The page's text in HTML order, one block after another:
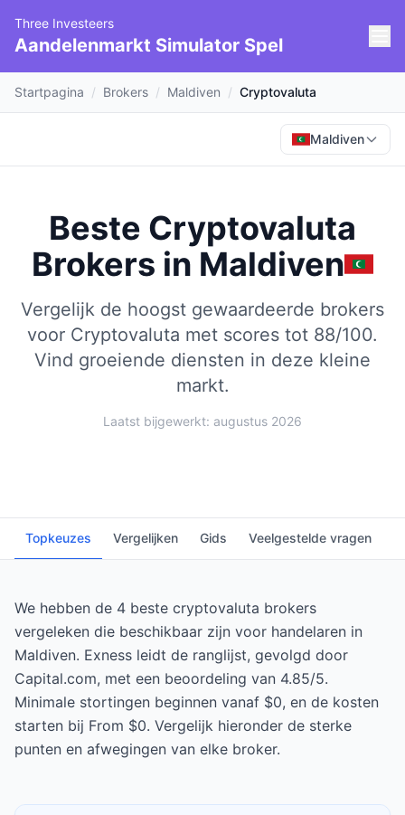
Three Investeers
Aandelenmarkt Simulator Spel
Startpagina / Brokers / Maldiven / Cryptovaluta
Maldiven
Beste Cryptovaluta
Brokers in Maldiven
Vergelijk de hoogst gewaardeerde brokers
voor Cryptovaluta met scores tot 88/100.
Vind groeiende diensten in deze kleine
markt.
Laatst bijgewerkt: augustus 2026
Topkeuzes Vergelijken Gids Veelgestelde vragen
We hebben de 4 beste cryptovaluta brokers
vergeleken die beschikbaar zijn voor handelaren in
Maldiven. Exness leidt de ranglijst, gevolgd door
Capital.com, met een beoordeling van 4.85/5.
Minimale stortingen beginnen vanaf $0, en de kosten
starten bij From $0. Vergelijk hieronder de sterke
punten en afwegingen van elke broker.